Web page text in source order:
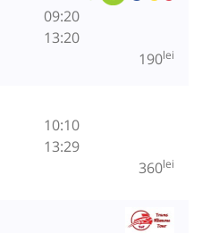
09:20
13:20
190lei
10:10
13:29
360lei